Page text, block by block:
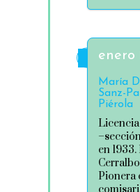
María
Sanz-
Piérola
enero
en
Pionera